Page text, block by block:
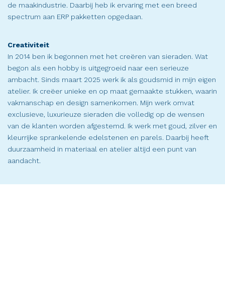
de maakindustrie. Daarbij heb ik ervaring met een breed
spectrum aan ERP pakketten opgedaan.
Creativiteit
In 2014 ben ik begonnen met het creëren van sieraden. Wat
begon als een hobby is uitgegroeid naar een serieuze
ambacht. Sinds maart 2025 werk ik als goudsmid in mijn eigen
atelier. Ik creëer unieke en op maat gemaakte stukken, waarin
vakmanschap en design samenkomen. Mijn werk omvat
exclusieve, luxurieuze sieraden die volledig op de wensen
van de klanten worden afgestemd. Ik werk met goud, zilver en
kleurrijke sprankelende edelstenen en parels. Daarbij heeft
duurzaamheid in materiaal en atelier altijd een punt van
aandacht.